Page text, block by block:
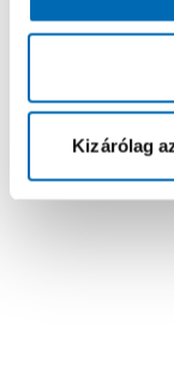
Kizárólag